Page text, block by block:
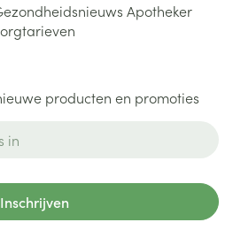
Apotheker
producten en promoties
Inschrijven